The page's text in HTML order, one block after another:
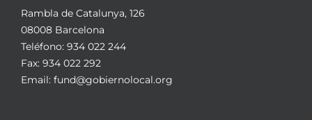
Rambla de Catalunya, 126
08008 Barcelona
Teléfono: 934 022 244
Fax: 934 022 292
Email: fund@gobiernolocal.org